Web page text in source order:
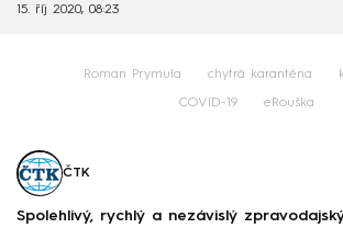
15. říj 2020, 08:23
Roman Prymula chytrá karanténa
COVID-19 eRouška
ČTK
Spolehlivý, rychlý a nezávislý